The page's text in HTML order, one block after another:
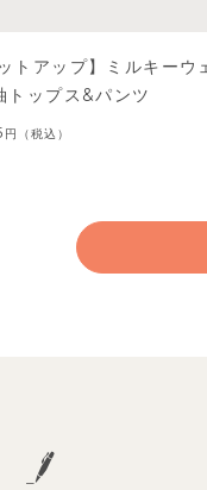
トアップ】ミルキーウ
トップス&パンツ
円 （税込）